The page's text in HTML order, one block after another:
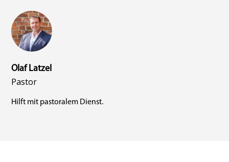
Olaf Latzel
Pastor
Hilft mit pastoralem Dienst.